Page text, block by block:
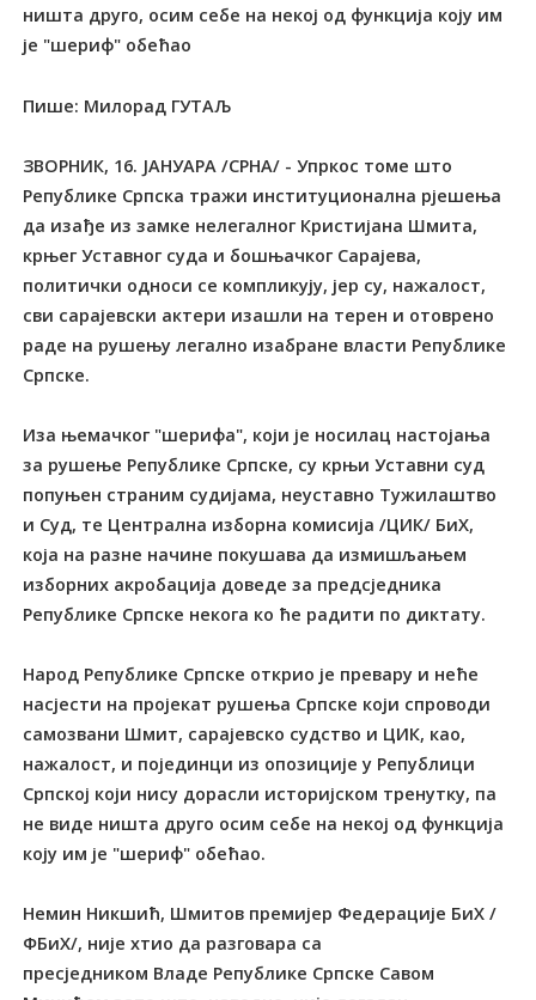
ништа друго, осим себе на некој од функција коју им
је "шериф" обећао
Пише: Милорад ГУТАЉ
ЗВОРНИК, 16. ЈАНУАРА /СРНА/ - Упркос томе што
Републике Српска тражи институционална рјешења
да изађе из замке нелегалног Кристијана Шмита,
крњег Уставног суда и бошњачког Сарајева,
политички односи се компликују, јер су, нажалост,
сви сарајевски актери изашли на терен и отоврено
раде на рушењу легално изабране власти Републике
Српске.
Иза њемачког "шерифа", који је носилац настојања
за рушење Републике Српске, су крњи Уставни суд
попуњен страним судијама, неуставно Тужилаштво
и Суд, те Централна изборна комисија /ЦИК/ БиХ,
која на разне начине покушава да измишљањем
изборних акробација доведе за предсједника
Републике Српске некога ко ће радити по диктату.
Народ Републике Српске открио је превару и неће
насјести на пројекат рушења Српске који спроводи
самозвани Шмит, сарајевско судство и ЦИК, као,
нажалост, и појединци из опозиције у Републици
Српској који нису дорасли историјском тренутку, па
не виде ништа друго осим себе на некој од функција
коју им је "шериф" обећао.
Немин Никшић, Шмитов премијер Федерације БиХ /
ФБиХ/, није хтио да разговара са
пресједником Владе Републике Српске Савом